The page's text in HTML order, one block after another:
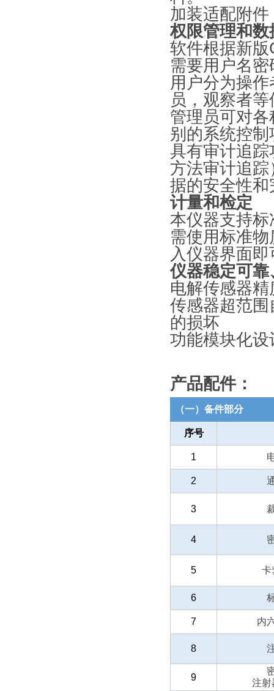
加装适配附
权限管理和数
软件根据新
需要用户名
用户分为操
员，观察者
管理员可对
别的系统控制
具有审计追
方法审计追
据的安全性和
计量和检定
本仪器支持
需使用标准
入仪器界面即
仪器稳定可
电解传感器
传感器超范
的损坏
功能模块化
产品配件：
（一）备件部分
序号
1
2
3
4
5 卡
6
7 内
8
9
注射